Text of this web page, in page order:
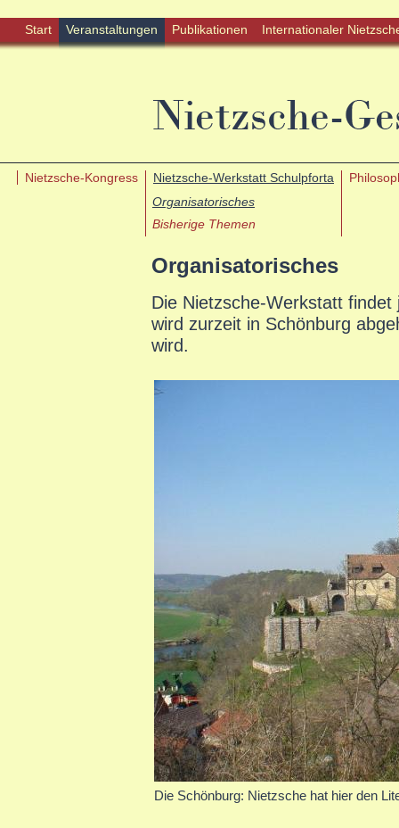
Start Veranstaltungen Publikationen Internationaler
Nietzsche-Kongress
Nietzsche-Werkstatt Schulpforta
Organisatorisches
Bisherige Themen
Organisatorisches
Die Nietzsche-Werkstatt
wird zurzeit in Schönburg
wird.
Die Schönburg: Nietzsche hat hier den